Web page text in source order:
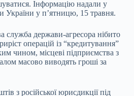
Інформацію надали у
України у п’ятницю, 15 травня.
служба держави-агресора нібито
операцій із “кредитування”
чином, місцеві підприємства з
масово виводять гроші за
з російської юрисдикції під